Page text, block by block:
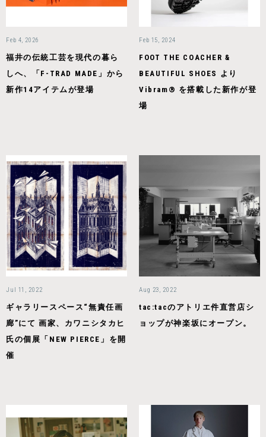
Feb 4, 2026
福井の伝統工芸を現代の暮ら
しへ、「F-TRAD MADE」から
新作14アイテムが登場
Feb 15, 2024
FOOT THE COACHER &
BEAUTIFUL SHOES より
Vibram® を搭載した新作が登
場
Jul 11, 2022
ギャラリースペース“無責任画
廊”にて 画家、カワニシタカヒ
氏の個展「NEW PIERCE」を開
催
Aug 23, 2022
tac:tacのアトリエ件直営店シ
ョップが神楽坂にオープン。